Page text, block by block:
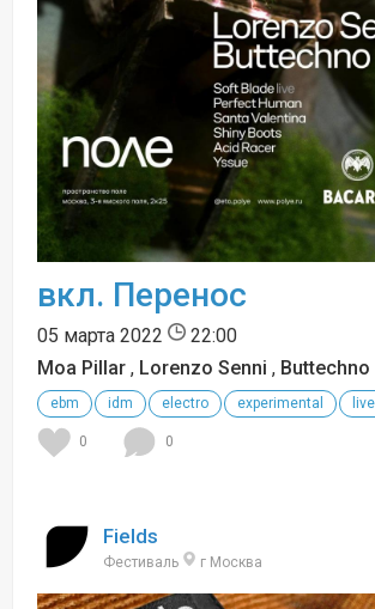
вкл. Перенос
05 марта 2022
22:00
Moa Pillar , Lorenzo Senni , Buttechno
ebm
idm electro experimental live
0 0
Fields
Фестиваль г Москва